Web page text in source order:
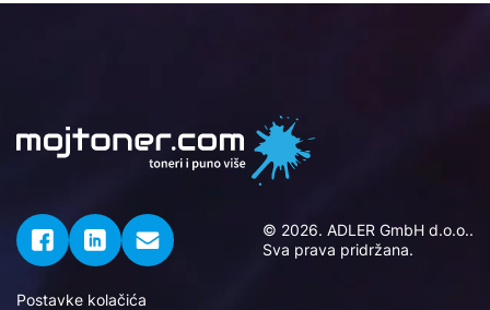
© 2026. ADLER GmbH d.o.o..
Sva prava pridržana.
Postavke kolačića